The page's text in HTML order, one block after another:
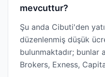
mevcuttur?
Şu anda Cibuti'den
düzenlenmiş düşük
bulunmaktadır; bunlar
Brokers, Exness,